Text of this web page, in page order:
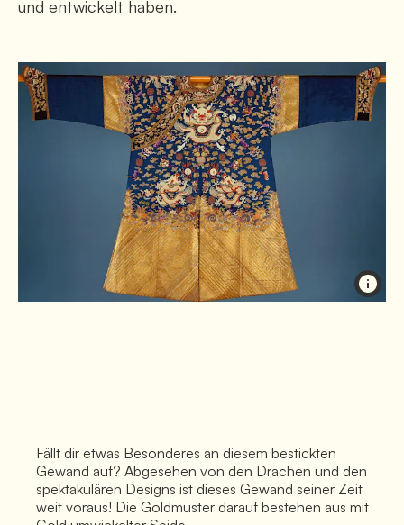
und entwickelt haben.
Fällt dir etwas Besonderes an diesem bestickten
Gewand auf? Abgesehen von den Drachen und den
spektakulären Designs ist dieses Gewand seiner Zeit
weit voraus! Die Goldmuster darauf bestehen aus mit